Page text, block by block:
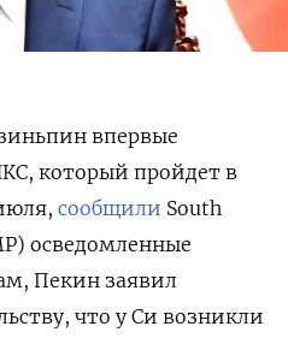
впервые
который пройдет в
сообщили South
осведомленные
Пекин заявил
что у Си возникли